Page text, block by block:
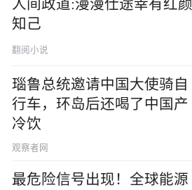
人间政道:漫漫仕途幸有红颜
知己
翻阅小说
瑙鲁总统邀请中国大使骑自
行车，环岛后还喝了中国产
冷饮
观察者网
最危险信号出现！全球能源